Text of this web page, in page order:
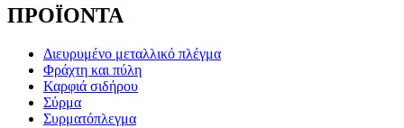
ΠΡΟΪΟΝΤΑ
Διευρυμένο μεταλλικό πλέγμα
Φράχτη και πύλη
Καρφιά σιδήρου
Σύρμα
Συρματόπλεγμα